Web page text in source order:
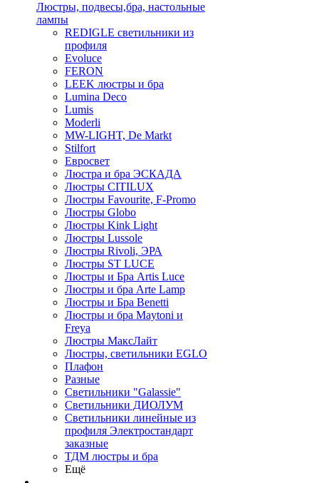
Люстры, подвесы,бра, настольные
лампы
REDIGLE светильники из
профиля
Evoluce
FERON
LEEK люстры и бра
Lumina Deco
Lumis
Moderli
MW-LIGHT, De Markt
Stilfort
Евросвет
Люстра и бра ЭСКАДА
Люстры CITILUX
Люстры Favourite, F-Promo
Люстры Globo
Люстры Kink Light
Люстры Lussole
Люстры Rivoli, ЭРА
Люстры ST LUCE
Люстры и Бра Artis Luce
Люстры и бра Arte Lamp
Люстры и Бра Benetti
Люстры и бра Maytoni и
Freya
Люстры МаксЛайт
Люстры, светильники EGLO
Плафон
Разные
Светильники "Galassie"
Светильники ДИОЛУМ
Светильники линейные из
профиля Электростандарт
заказные
ТДМ люстры и бра
Ещё